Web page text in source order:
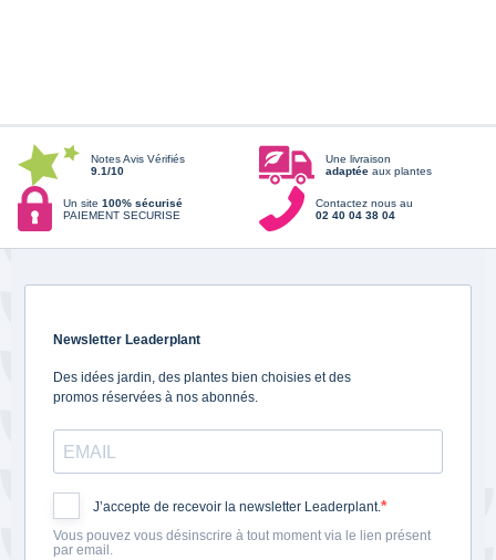
Notes Avis Vérifiés
9.1/10
Une livraison
adaptée aux plantes
Un site 100% sécurisé
PAIEMENT SECURISE
Contactez nous au
02 40 04 38 04
Newsletter Leaderplant
Des idées jardin, des plantes bien choisies et des
promos réservées à nos abonnés.
J’accepte de recevoir la newsletter Leaderplant.
Vous pouvez vous désinscrire à tout moment via le lien présent
par email.